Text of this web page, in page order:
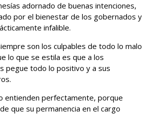
adornado de buenas intenciones,
por el bienestar de los gobernados y
infalible.
son los culpables de todo lo malo
lo que se estila es que a los
pegue todo lo positivo y a sus
entienden perfectamente, porque
que su permanencia en el cargo